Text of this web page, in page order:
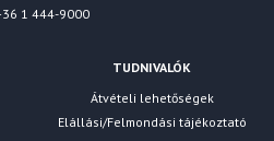
1 444-9000
TUDNIVALÓK
Átvételi lehetőségek
Elállási/Felmondási tájékoztató